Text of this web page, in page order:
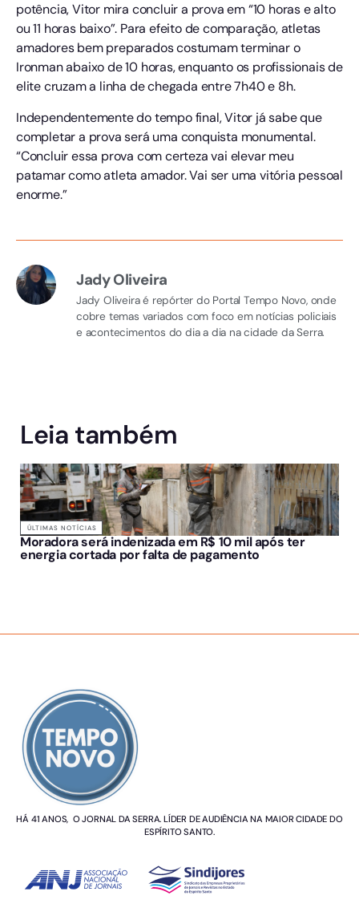
potência, Vitor mira concluir a prova em “10 horas e alto
ou 11 horas baixo”. Para efeito de comparação, atletas
amadores bem preparados costumam terminar o
Ironman abaixo de 10 horas, enquanto os profissionais de
elite cruzam a linha de chegada entre 7h40 e 8h.
Independentemente do tempo final, Vitor já sabe que
completar a prova será uma conquista monumental.
“Concluir essa prova com certeza vai elevar meu
patamar como atleta amador. Vai ser uma vitória pessoal
enorme.”
Jady Oliveira
Jady Oliveira é repórter do Portal Tempo Novo, onde
cobre temas variados com foco em notícias policiais
e acontecimentos do dia a dia na cidade da Serra.
Leia também
ÚLTIMAS NOTÍCIAS
Moradora será indenizada em R$ 10 mil após ter
energia cortada por falta de pagamento
HÁ 41 ANOS, O JORNAL DA SERRA. LÍDER DE AUDIÊNCIA NA MAIOR CIDADE DO
ESPÍRITO SANTO.